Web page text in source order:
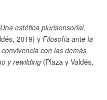
estética plurisensorial,
2019) yFilosofía ante la
con las demás
y rewilding (Plaza y Valdés,